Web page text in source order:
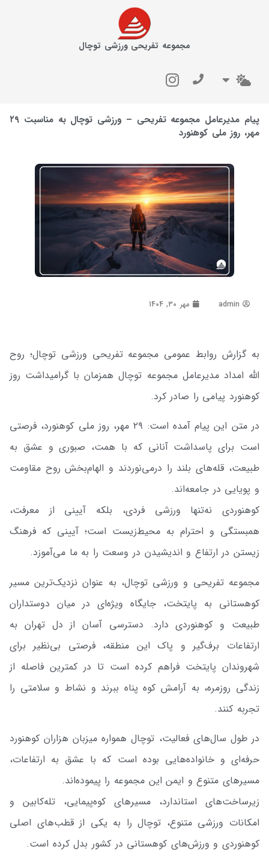
مجموعه تفریحی ورزشی توچال
پیام مدیرعامل مجموعه تفریحی – ورزشی توچال به مناسبت ۲۹
مهر، روز ملی کوهنورد
admin مهر 30, 1404
به گزارش روابط عمومی مجموعه تفریحی ورزشی توچال؛ روح
الله امداد مدیرعامل مجموعه توچال همزمان با گرامیداشت روز
کوهنورد پیامی را صادر کرد.
در متن این پیام آمده است: ۲۹ مهر، روز ملی کوهنورد، فرصتی
است برای پاسداشت آنانی که با همت، صبوری و عشق به
طبیعت، قله‌های بلند را درمی‌نوردند و الهام‌بخش روح مقاومت
و پویایی در جامعه‌اند.
کوهنوردی نه‌تنها ورزشی فردی، بلکه آیینی از معرفت،
همبستگی و احترام به محیط‌زیست است؛ آیینی که فرهنگ
زیستن در ارتفاع و اندیشیدن در وسعت را به ما می‌آموزد.
مجموعه تفریحی و ورزشی توچال، به عنوان نزدیک‌ترین مسیر
کوهستانی به پایتخت، جایگاه ویژه‌ای در میان دوستداران
طبیعت و کوهنوردی دارد. دسترسی آسان از دل تهران به
ارتفاعات برف‌گیر و پاک این منطقه، فرصتی بی‌نظیر برای
شهروندان پایتخت فراهم کرده است تا در کمترین فاصله از
زندگی روزمره، به آرامش کوه پناه ببرند و نشاط و سلامتی را
تجربه کنند.
در طول سال‌های فعالیت، توچال همواره میزبان هزاران کوهنورد
حرفه‌ای و خانواده‌هایی بوده است که با عشق به ارتفاعات،
مسیرهای متنوع و ایمن این مجموعه را پیموده‌اند.
زیرساخت‌های استاندارد، مسیرهای کوه‌پیمایی، تله‌کابین و
امکانات ورزشی متنوع، توچال را به یکی از قطب‌های اصلی
کوهنوردی و ورزش‌های کوهستانی در کشور بدل کرده است.